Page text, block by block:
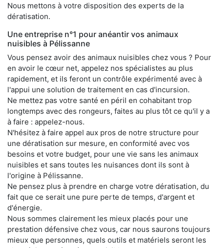
Nous mettons à votre disposition des experts de la
dératisation.
Une entreprise n°1 pour anéantir vos animaux
nuisibles à Pélissanne
Vous pensez avoir des animaux nuisibles chez vous ? Pour
en avoir le cœur net, appelez nos spécialistes au plus
rapidement, et ils feront un contrôle expérimenté avec à
l'appui une solution de traitement en cas d'incursion.
Ne mettez pas votre santé en péril en cohabitant trop
longtemps avec des rongeurs, faites au plus tôt ce qu'il y a
à faire : appelez-nous.
N'hésitez à faire appel aux pros de notre structure pour
une dératisation sur mesure, en conformité avec vos
besoins et votre budget, pour une vie sans les animaux
nuisibles et sans toutes les nuisances dont ils sont à
l'origine à Pélissanne.
Ne pensez plus à prendre en charge votre dératisation, du
fait que ce serait une pure perte de temps, d'argent et
d'énergie.
Nous sommes clairement les mieux placés pour une
prestation défensive chez vous, car nous saurons toujours
mieux que personnes, quels outils et matériels seront les